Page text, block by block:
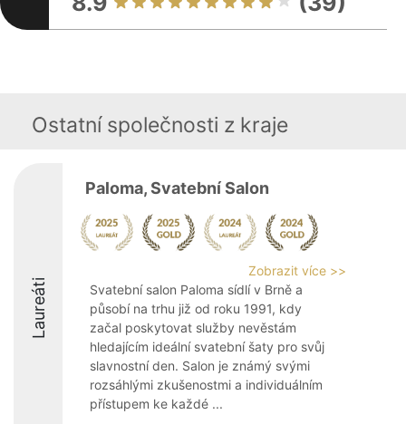
Ostatní společnosti z kraje
Laureáti
Paloma, Svatební Salon
Zobrazit více >>
Svatební salon Paloma sídlí v Brně a
působí na trhu již od roku 1991, kdy
začal poskytovat služby nevěstám
hledajícím ideální svatební šaty pro svůj
slavnostní den. Salon je známý svými
rozsáhlými zkušenostmi a individuálním
přístupem ke každé ...